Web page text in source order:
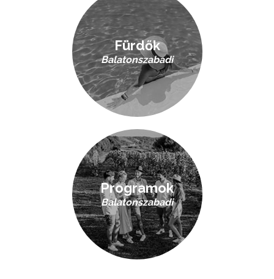
Fürdők
Balatonszabadi
Programok
Balatonszabadi